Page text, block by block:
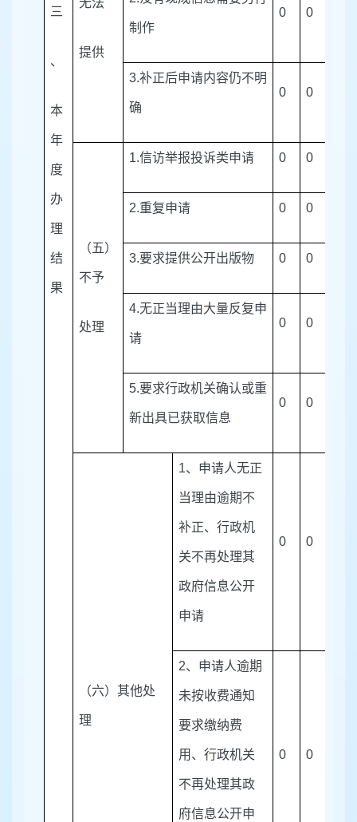
三
、
本
年
度
办
理
结
果
无法
提供
制作
0 0
3.补正后申请内容仍不明
确
0 0
（五）
不予
处理
1.信访举报投诉类申请 0 0
2.重复申请 0 0
3.要求提供公开出版物 0 0
4.无正当理由大量反复申
请
0 0
5.要求行政机关确认或重
新出具已获取信息
0 0
（六）其他处
理
1、 申请人无正
当理由逾期不
补正、行政机
关不再处理其
政府信息公开
申请
0 0
2、 申请人逾期
未按收费通知
要求缴纳费
用、行政机关
不再处理其政
府信息公开申
0 0